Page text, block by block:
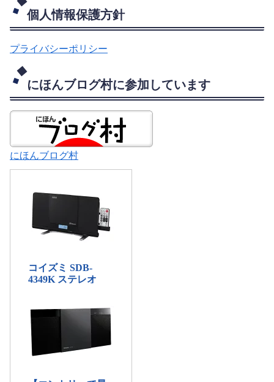
個人情報保護方針
プライバシーポリシー
にほんブログ村に参加しています
にほんブログ村